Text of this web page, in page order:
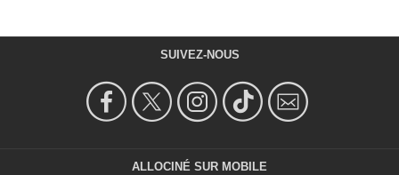
SUIVEZ-NOUS
ALLOCINÉ SUR MOBILE